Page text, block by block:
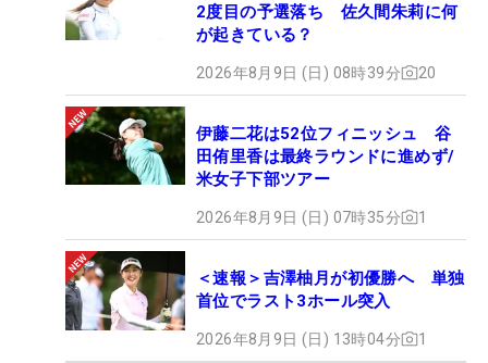
2度目の予選落ち 佐久間朱莉に何
が起きている？
2026年8月9日 (日) 08時39分 20
伊藤二花は52位フィニッシュ 谷
田侑里香は最終ラウンドに進めず/
米女子下部ツアー
2026年8月9日 (日) 07時35分 1
＜速報＞吉澤柚月が初優勝へ 単独
首位でラスト3ホール突入
2026年8月9日 (日) 13時04分 1